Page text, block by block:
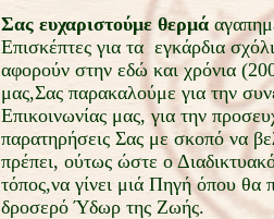
Σας ευχαριστούμε θερμά
Επισκέπτες για τα εγκάρδια
αφορούν στην εδώ και χρόνια
μας,Σας παρακαλούμε για την
Επικοινωνίας μας, για την
παρατηρήσεις Σας με σκοπό να
πρέπει, ούτως ώστε ο
τόπος,να γίνει μιά Πηγή όπου θα
δροσερό Ύδωρ της Ζωής.